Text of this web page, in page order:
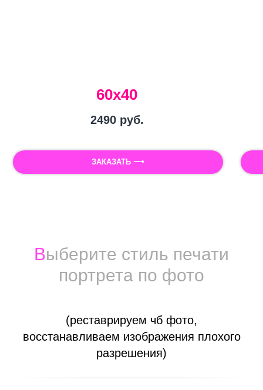
60х40
2490 руб.
ЗАКАЗАТЬ ⟶
Выберите стиль печати
портрета по фото
(реставрируем чб фото,
восстанавливаем изображения плохого
разрешения)